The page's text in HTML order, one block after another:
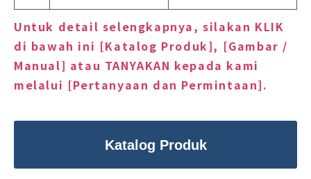
Untuk detail selengkapnya, silakan KLIK
di bawah ini [Katalog Produk], [Gambar /
Manual] atau TANYAKAN kepada kami
melalui [Pertanyaan dan Permintaan].
Katalog Produk